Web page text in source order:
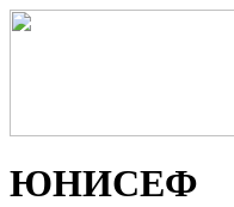
ЮНИСЕФ